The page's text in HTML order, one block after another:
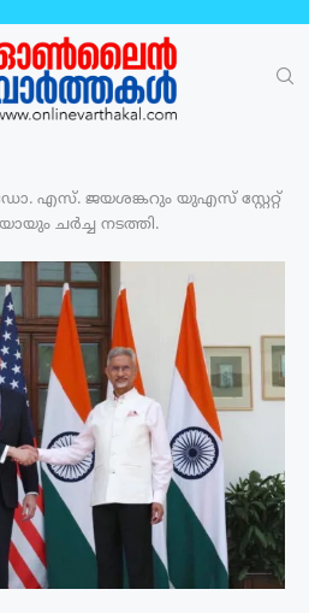
ഡോ. എസ്. ജയശങ്കറും യുഎസ് സ്റ്റേറ്റ്
ചര്‍ച്ച നടത്തി.